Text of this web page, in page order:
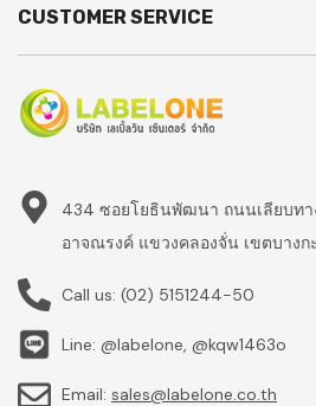
CUSTOMER SERVICE
434 ซอยโยธินพัฒนา ถนนเลียบท
อาจณรงค์ แขวงคลองจั่น เขตบางก
Call us: (02) 5151244-50
Line: @labelone, @kqw1463o
Email: sales@labelone.co.th